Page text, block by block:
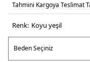
Tahmini Kargoya Teslimat
Renk: koyu yeşi̇l